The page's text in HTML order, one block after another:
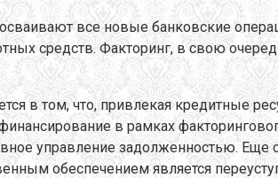
все новые банковские
средств. Факторинг, в свою
в том, что, привлекая кредитные
в рамках
управление задолженностью.
обеспечением является